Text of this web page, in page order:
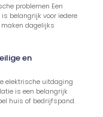
problemen Een
belangrijk voor iedere
dagelijks
en
elektrische uitdaging
is een belangrijk
huis of bedrijfspand.